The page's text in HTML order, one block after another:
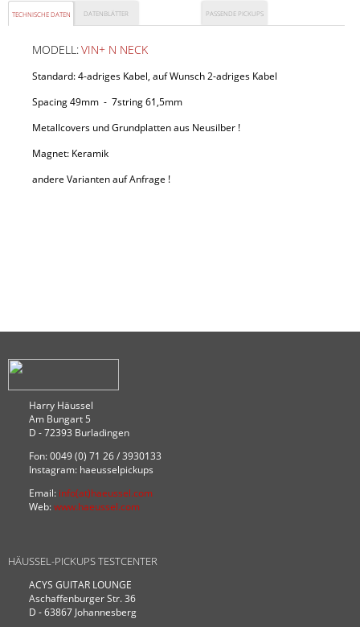
TECHNISCHE DATEN DATENBLÄTTER PASSENDE PICKUPS
MODELL:VIN+ N NECK
Standard: 4-adriges Kabel, auf Wunsch 2-adriges Kabel
Spacing 49mm - 7string 61,5mm
Metallcovers und Grundplatten aus Neusilber !
Magnet: Keramik
andere Varianten auf Anfrage !
TOZZ B BRIDGE
Preis: 135
TOZZ B XL BRIDGE
Preis:135,00 €
Harry Häussel
Am Bungart 5
D - 72393 Burladingen
Fon: 0049 (0) 71 26 / 3930133
Instagram: haeusselpickups
Email: info(at)haeussel.com
Web:www.haeussel.com
HÄUSSEL-PICKUPS TESTCENTER
ACYS GUITAR LOUNGE
Aschaffenburger Str. 36
D - 63867 Johannesberg